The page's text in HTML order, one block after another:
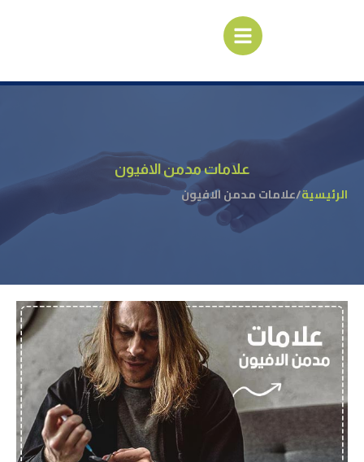
علامات مدمن الافيون
الرئيسية/علامات مدمن الافيون